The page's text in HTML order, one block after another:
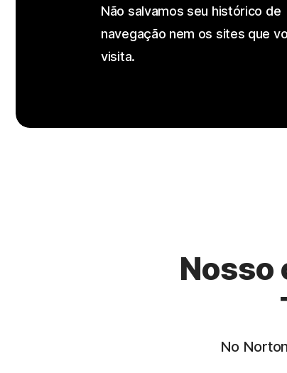
Não salvamos seu histórico de
navegação nem os sites que
visita.
Nosso
No